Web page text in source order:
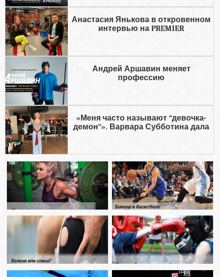
Анастасия Янькова в откровенном
интервью на PREMIER
Андрей Аршавин меняет
профессию
«Меня часто называют “девочка-
демон”». Варвара Субботина дала